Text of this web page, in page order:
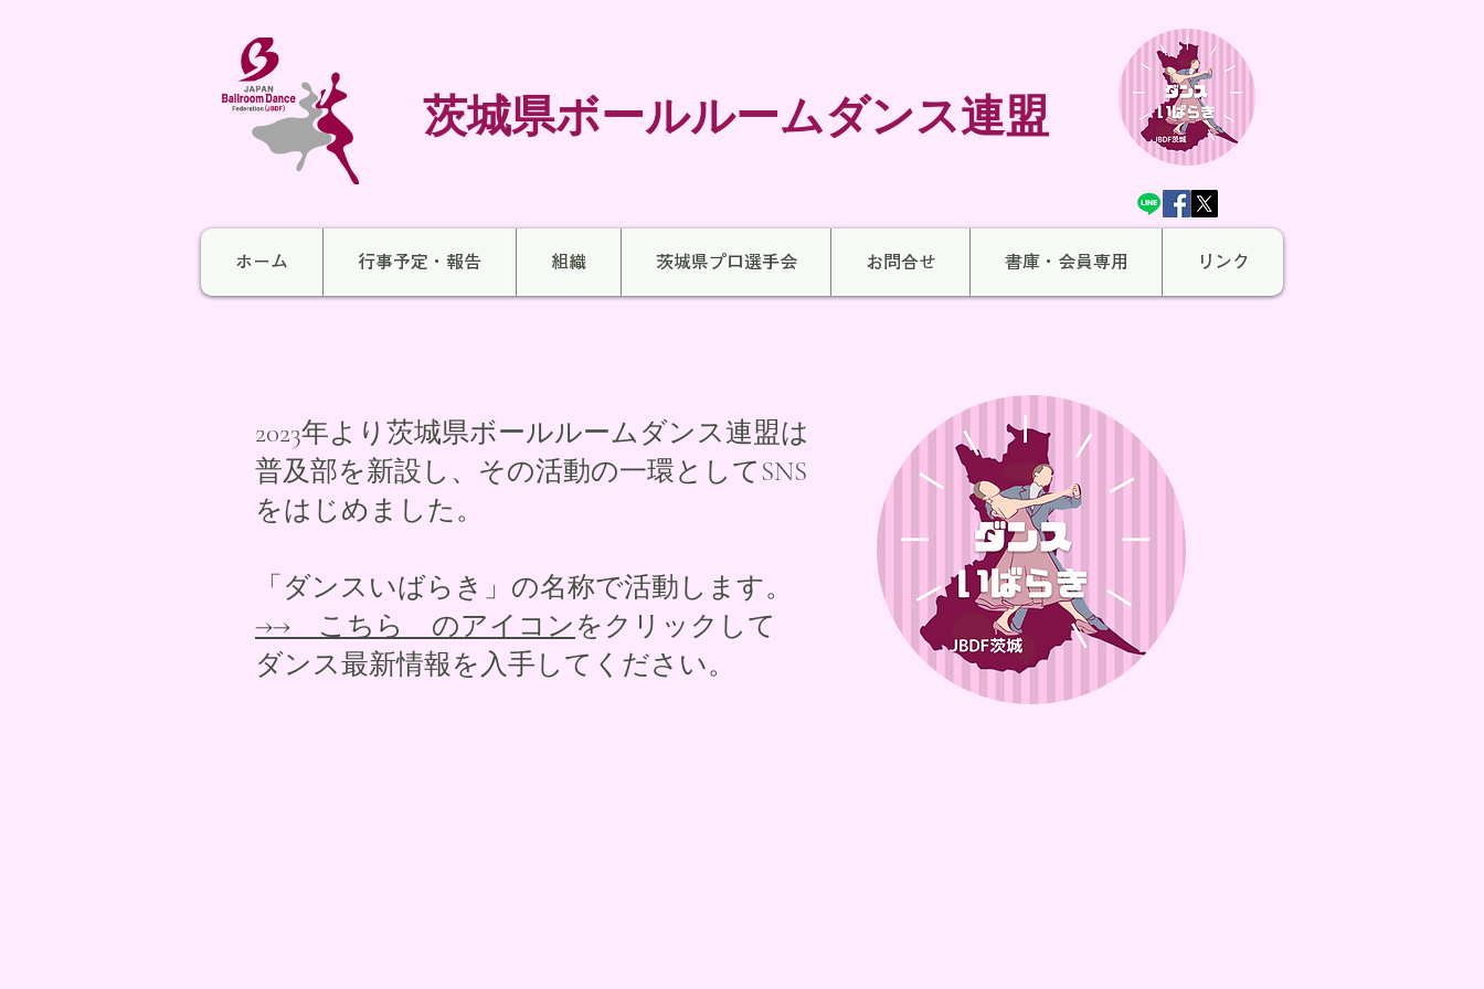
​茨城県ボールルームダンス連盟
ホーム 行事予定・報告 組織 茨城県プロ選手会 お問合せ 書庫・会員専用 リンク
​2023年より 茨城県ボールルームダンス連盟は
普及部を新設し、その活動の一環としてSNS
をはじめました。
「ダンスいばらき」の名称で活動します。
→→ こちら のアイコン をクリックして
ダンス最新情報を入手してください。